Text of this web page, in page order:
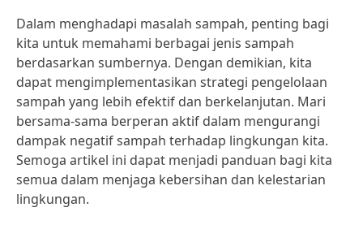
Dalam menghadapi masalah sampah, penting bagi
kita untuk memahami berbagai jenis sampah
berdasarkan sumbernya. Dengan demikian, kita
dapat mengimplementasikan strategi pengelolaan
sampah yang lebih efektif dan berkelanjutan. Mari
bersama-sama berperan aktif dalam mengurangi
dampak negatif sampah terhadap lingkungan kita.
Semoga artikel ini dapat menjadi panduan bagi kita
semua dalam menjaga kebersihan dan kelestarian
lingkungan.